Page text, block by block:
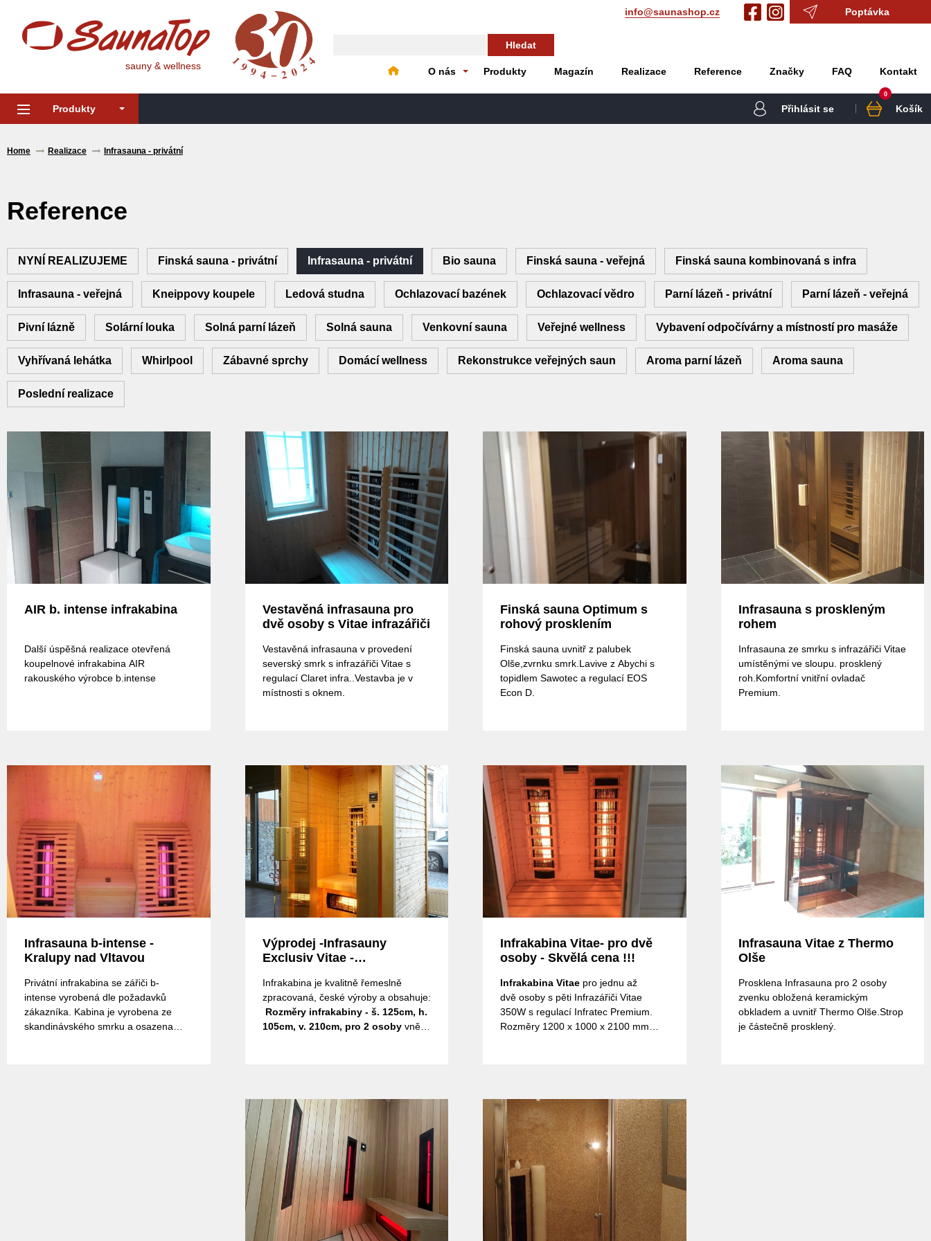
info@saunashop.cz Poptávka
sauny & wellness
Hledat
O nás Produkty Magazín Realizace Reference Značky FAQ Kontakt
Produkty Přihlásit se
0
Košík
Home Realizace Infrasauna - privátní
Reference
NYNÍ REALIZUJEME Finská sauna - privátní Infrasauna - privátní Bio sauna Finská sauna - veřejná Finská sauna kombinovaná s infra
Infrasauna - veřejná Kneippovy koupele Ledová studna Ochlazovací bazének Ochlazovací vědro Parní lázeň - privátní Parní lázeň - veřejná
Pivní lázně Solární louka Solná parní lázeň Solná sauna Venkovní sauna Veřejné wellness Vybavení odpočívárny a místností pro masáže
Vyhřívaná lehátka Whirlpool Zábavné sprchy Domácí wellness Rekonstrukce veřejných saun Aroma parní lázeň Aroma sauna
Poslední realizace
AIR b. intense infrakabina
Další úspěšná realizace otevřená
koupelnové infrakabina AIR
rakouského výrobce b.intense
Vestavěná infrasauna pro
dvě osoby s Vitae infrazářiči
Vestavěná infrasauna v provedení
severský smrk s infrazářiči Vitae s
regulací Claret infra..Vestavba je v
místnosti s oknem.
Finská sauna Optimum s
rohový prosklením
Finská sauna uvnitř z palubek
Olše,zvrnku smrk.Lavive z Abychi s
topidlem Sawotec a regulací EOS
Econ D.
Infrasauna s proskleným
rohem
Infrasauna ze smrku s infrazářiči Vitae
umístěnými ve sloupu. prosklený
roh.Komfortní vnitřní ovladač
Premium.
Infrasauna b-intense -
Kralupy nad Vltavou
Privátní infrakabina se zářiči b-
intense vyrobená dle požadavků
zákazníka. Kabina je vyrobena ze
skandinávského smrku a osazena
Výprodej -Infrasauny
Exclusiv Vitae -
showroomu- VÝHODNÁ
CENA- ihned k odběru!
Infrakabina je kvalitně řemeslně
zpracovaná, české výroby a obsahuje:
Rozměry infrakabiny - š. 125cm, h.
105cm, v. 210cm, pro 2 osobyvnější
dveře celoskleněné s čirým 8mm
sklem - celoskleněná pohledová
stěna, bezpečnostní zavírání na
magnet,panty Dorma, madlo
SaunaTop,LED osvětlení ve
stropě ,vlastní podlaha. Technologie
Infrasauny: 5 ks širokospektrálních
infrazářičů Philips Vitaeo výkonu
350W, vydávají infrazáření krátké
IR-A, střední IR-B a dlouhé IR-C, jsou
Infrakabina Vitae- pro dvě
osoby - Skvělá cena !!!
Infrakabina Vitae pro jednu až
dvě osoby s pěti Infrazářiči Vitae
350W s regulací Infratec Premium.
Rozměry 1200 x 1000 x 2100 mm
a montáže.
Infrasauna Vitae z Thermo
Olše
Prosklena Infrasauna pro 2 osoby
zvenku obložená keramickým
obkladem a uvnitř Thermo Olše.Strop
je částečně prosklený.